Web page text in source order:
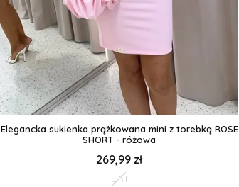
Elegancka sukienka prążkowana mini z torebką ROSE
SHORT - różowa
269,99 zł
UNI